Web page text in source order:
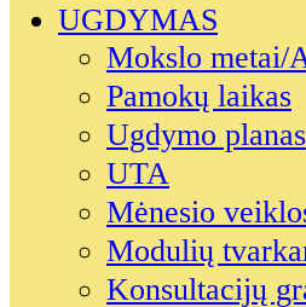
UGDYMAS
Mokslo metai/
Pamokų laikas
Ugdymo planas
UTA
Mėnesio
Modulių
Konsultacijų